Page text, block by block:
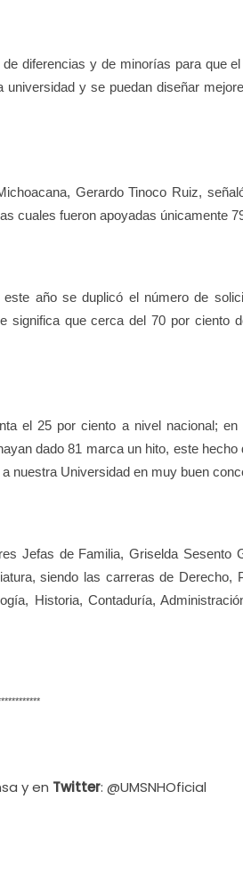
diferencias y de minorías para que
y se puedan diseñar
Gerardo Tinoco Ruiz,
cuales fueron apoyadas únicamente
año se duplicó el número de
significa que cerca del 70 por ciento
el 25 por ciento a nivel nacional;
dado 81 marca un hito, este hecho
nuestra Universidad en muy buen
Jefas de Familia, Griselda Sesento
siendo las carreras de Derecho,
Historia, Contaduría,
y en Twitter: @UMSNHOficial